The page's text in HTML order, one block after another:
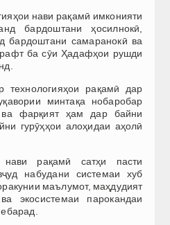
нави рақамӣ имконияти
бардоштани ҳосилнокӣ,
бардоштани самаранокӣ ва
ба сӯи Ҳадафҳои рушди
технологияҳои рақамӣ дар
минтақа нобаробар
фарқият ҳам дар байни
гурӯҳҳои алоҳидаи аҳолӣ
нави рақамӣ сатҳи пасти
набудани системаи хуб
маълумот, маҳдудият
экосистемаи парокандаи